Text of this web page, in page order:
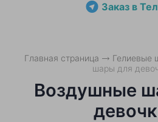
Заказ в
Главная страница Гелиевые
шары для
Воздушные